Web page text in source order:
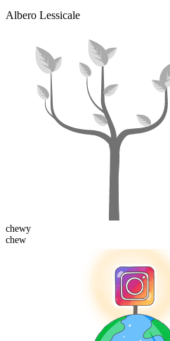
Albero Lessicale
chewy
chew